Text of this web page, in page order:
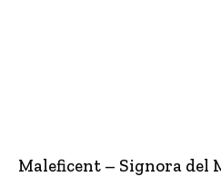
Maleficent – Signora del